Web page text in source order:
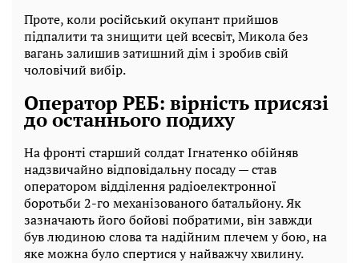
Проте, коли російський окупант прийшов
підпалити та знищити цей всесвіт, Микола без
вагань залишив затишний дім і зробив свій
чоловічий вибір.
Оператор РЕБ: вірність присязі
до останнього подиху
На фронті старший солдат Ігнатенко обійняв
надзвичайно відповідальну посаду — став
оператором відділення радіоелектронної
боротьби 2-го механізованого батальйону. Як
зазначають його бойові побратими, він завжди
був людиною слова та надійним плечем у бою, на
яке можна було спертися у найважчу хвилину.